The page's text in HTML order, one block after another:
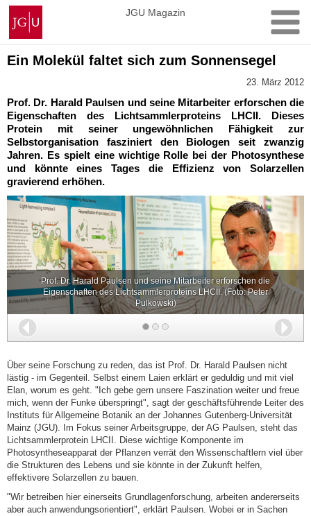
Zum
Inhalt
springen
Johannes
Gutenberg-
Universität
Mainz
JGU Magazin
Ein Molekül faltet sich zum Sonnensegel
23. März 2012
Prof. Dr. Harald Paulsen und seine Mitarbeiter erforschen die
Eigenschaften des Lichtsammlerproteins LHCII. Dieses
Protein mit seiner ungewöhnlichen Fähigkeit zur
Selbstorganisation fasziniert den Biologen seit zwanzig
Jahren. Es spielt eine wichtige Rolle bei der Photosynthese
und könnte eines Tages die Effizienz von Solarzellen
gravierend erhöhen.
Prof. Dr. Harald Paulsen und seine Mitarbeiter erforschen die
Eigenschaften des Lichtsammlerproteins LHCII. (Foto: Peter
Pulkowski)
Zurück
Über seine Forschung zu reden, das ist Prof. Dr. Harald Paulsen nicht
lästig - im Gegenteil. Selbst einem Laien erklärt er geduldig und mit viel
Elan, worum es geht. "Ich gebe gern unsere Faszination weiter und freue
mich, wenn der Funke überspringt", sagt der geschäftsführende Leiter des
Instituts für Allgemeine Botanik an der Johannes Gutenberg-Universität
Mainz (JGU). Im Fokus seiner Arbeitsgruppe, der AG Paulsen, steht das
Lichtsammlerprotein LHCII. Diese wichtige Komponente im
Photosyntheseapparat der Pflanzen verrät den Wissenschaftlern viel über
die Strukturen des Lebens und sie könnte in der Zukunft helfen,
effektivere Solarzellen zu bauen.
"Wir betreiben hier einerseits Grundlagenforschung, arbeiten andererseits
aber auch anwendungsorientiert", erklärt Paulsen. Wobei er in Sachen